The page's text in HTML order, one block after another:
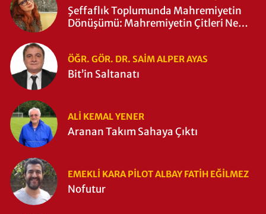
Şeffaflık Toplumunda Mahremiyetin
Dönüşümü: Mahremiyetin Çitleri Ne
ÖĞR. GÖR. DR. SAIM ALPER AYAS
Bit’in Saltanatı
ALI KEMAL YENER
Aranan Takım Sahaya Çıktı
EMEKLI KARA PILOT ALBAY FATIH EĞİLMEZ
Nofutur